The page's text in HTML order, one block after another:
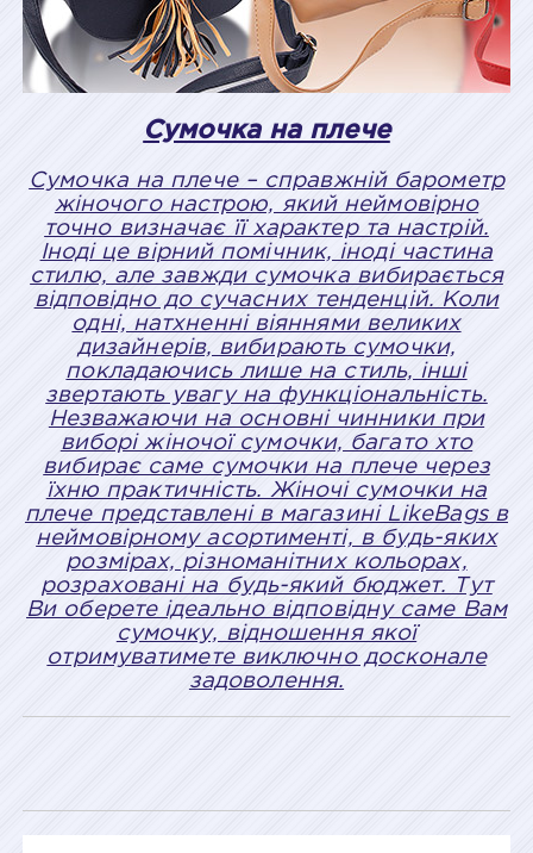
Сумочка на плече
Сумочка на плече – справжній барометр
жіночого настрою, який неймовірно
точно визначає її характер та настрій.
Іноді це вірний помічник, іноді частина
стилю, але завжди сумочка вибирається
відповідно до сучасних тенденцій. Коли
одні, натхненні віяннями великих
дизайнерів, вибирають сумочки,
покладаючись лише на стиль, інші
звертають увагу на функціональність.
Незважаючи на основні чинники при
виборі жіночої сумочки, багато хто
вибирає саме сумочки на плече через
їхню практичність. Жіночі сумочки на
плече представлені в магазині LikeBags в
неймовірному асортименті, в будь-яких
розмірах, різноманітних кольорах,
розраховані на будь-який бюджет. Тут
Ви оберете ідеально відповідну саме Вам
сумочку, відношення якої
отримуватимете виключно досконале
задоволення.